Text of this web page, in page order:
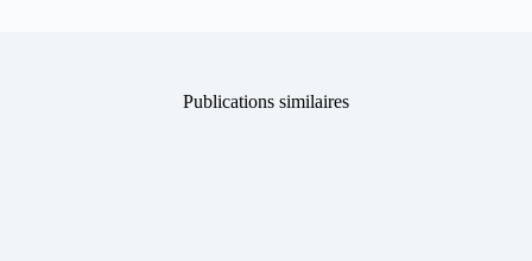
Publications similaires